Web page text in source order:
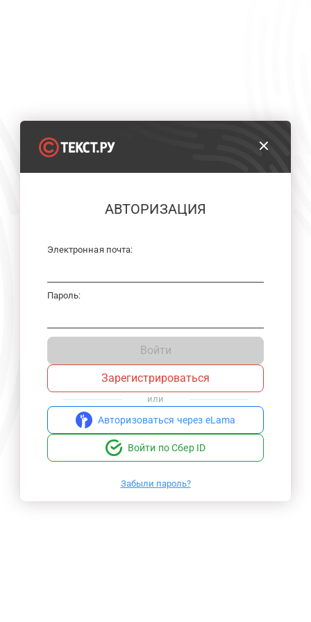
АВТОРИЗАЦИЯ
Электронная почта:
Пароль:
Войти
Зарегистрироваться
или
Авторизоваться через eLama
Войти по Сбер ID
Забыли пароль?